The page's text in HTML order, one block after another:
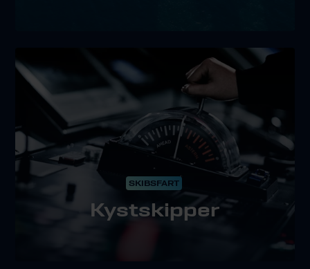
SKIBSFART
Kystskipper